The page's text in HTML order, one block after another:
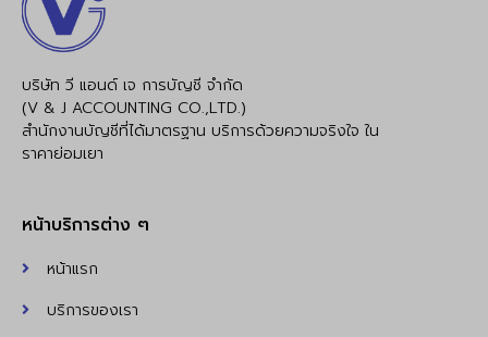
บริษัท วี แอนด์ เจ การบัญชี จำกัด
(V & J ACCOUNTING CO.,LTD.)
สำนักงานบัญชีที่ได้มาตรฐาน บริการด้วยความจริงใจ ใน
ราคาย่อมเยา
หน้าบริการต่าง ๆ
หน้าแรก
บริการของเรา